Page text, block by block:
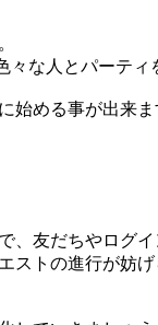
な人とパーテ
始める事が出来ま
友だちやログイ
ストの進行が妨げ